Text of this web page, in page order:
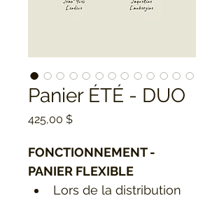
Panier ÉTÉ - DUO
425,00 $Prix
FONCTIONNEMENT -
PANIER FLEXIBLE
Lors de la distribution